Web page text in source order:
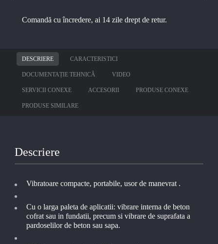
Comandă cu încredere, ai 14 zile drept de retur.
DESCRIERE CARACTERISTICI
DOCUMENTAȚIE TEHNICĂ VIDEO
SERVICII CONEXE ACCESORII PRODUSE CONEXE
PRODUSE SIMILARE
Descriere
Vibratoare compacte, portabile, usor de manevrat .
Cu o larga paleta de aplicatii: vibrare interna de beton
cofrat sau in fundatii, precum si vibrare de suprafata a
pardoselilor de beton sau sapa.